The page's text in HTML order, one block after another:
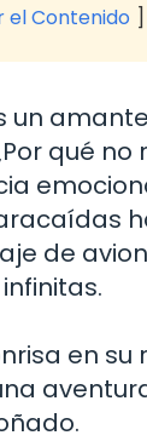
el Contenido
un
qué no
de
en su